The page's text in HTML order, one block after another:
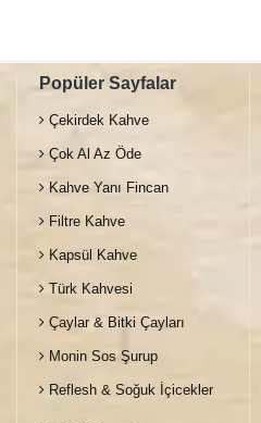
Popüler Sayfalar
Çekirdek Kahve
Çok Al Az Öde
Kahve Yanı Fincan
Filtre Kahve
Kapsül Kahve
Türk Kahvesi
Çaylar & Bitki Çayları
Monin Sos Şurup
Reflesh & Soğuk İçicekler